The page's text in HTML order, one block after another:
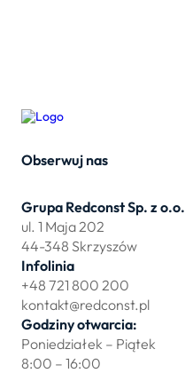
Obserwuj nas
Grupa Redconst Sp. z o.o.
ul. 1 Maja 202
44-348 Skrzyszów
Infolinia
+48 721 800 200
kontakt@redconst.pl
Godziny otwarcia:
Poniedziałek – Piątek
8:00 – 16:00